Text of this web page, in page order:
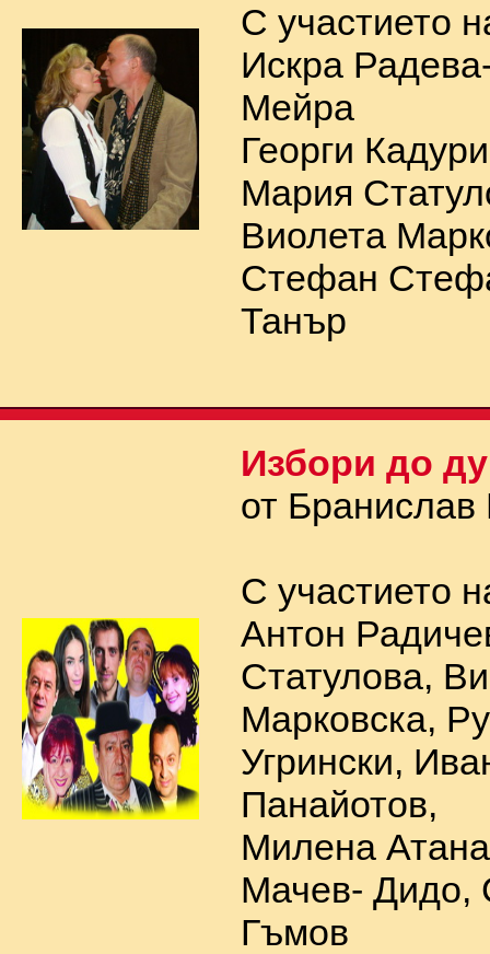
С участието
Искра
Мейра
Георги
Мария
Виолета
Стефан
Танър
Избори до
от
С участието
Антон
Статулова,
Марковска,
Угрински,
Панайотов,
Милена
Мачев- Дидо,
Гъмов